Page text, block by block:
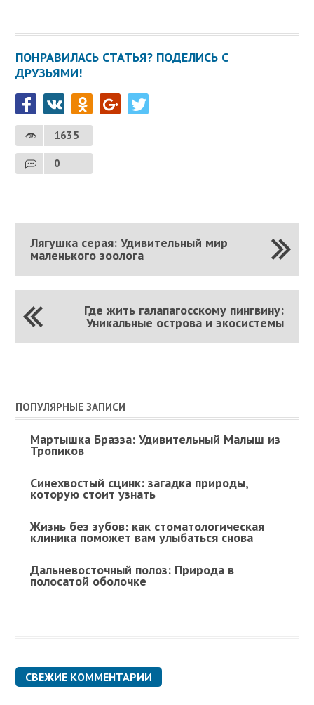
ПОНРАВИЛАСЬ СТАТЬЯ? ПОДЕЛИСЬ С
ДРУЗЬЯМИ!
1635
0
Лягушка серая: Удивительный мир
маленького зоолога
Где жить галапагосскому пингвину:
Уникальные острова и экосистемы
ПОПУЛЯРНЫЕ ЗАПИСИ
Мартышка Бразза: Удивительный Малыш из
Тропиков
Синехвостый сцинк: загадка природы,
которую стоит узнать
Жизнь без зубов: как стоматологическая
клиника поможет вам улыбаться снова
Дальневосточный полоз: Природа в
полосатой оболочке
СВЕЖИЕ КОММЕНТАРИИ